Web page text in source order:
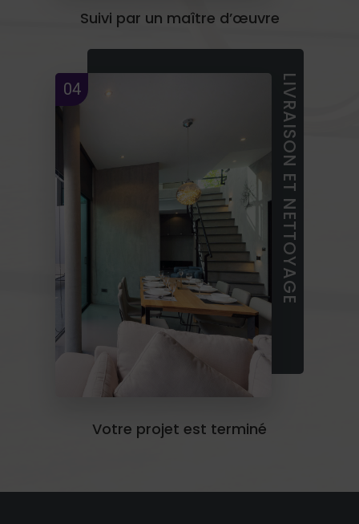
Suivi par un maître d’œuvre
LIVRAISON ET NETTOYAGE
04
Votre projet est terminé